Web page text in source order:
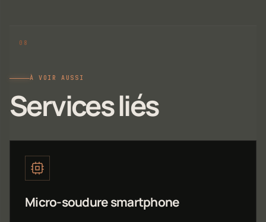
À VOIR AUSSI
Services liés
Micro-soudure smartphone